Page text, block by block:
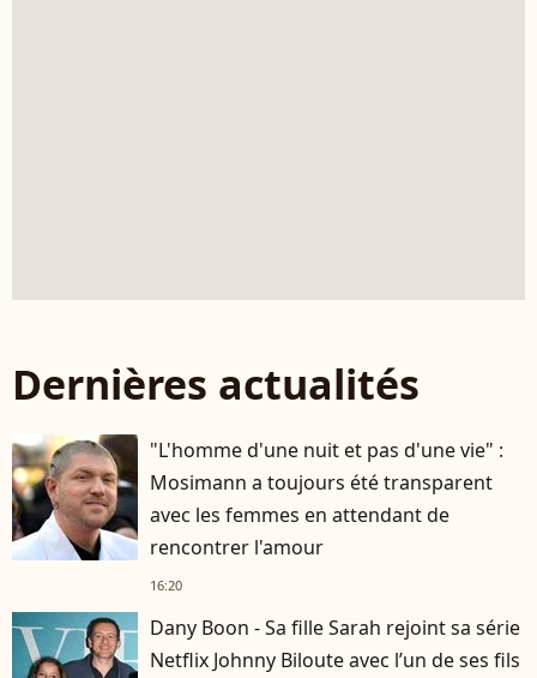
Dernières actualités
"L'homme d'une nuit et pas d'une vie" :
Mosimann a toujours été transparent
avec les femmes en attendant de
rencontrer l'amour
16:20
Dany Boon - Sa fille Sarah rejoint sa série
Netflix Johnny Biloute avec l’un de ses fils